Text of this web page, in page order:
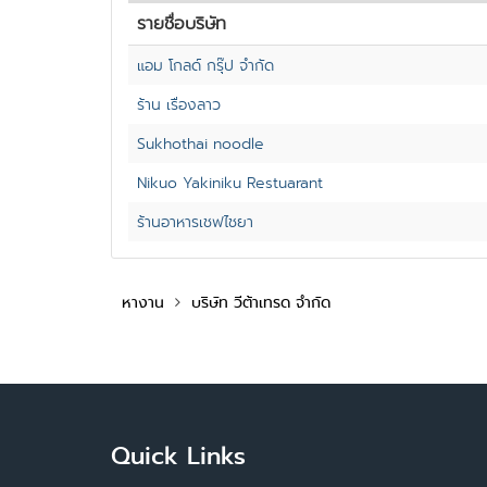
รายชื่อบริษัท
แอม โกลด์ กรุ๊ป จำกัด
ร้าน เรื่องลาว
Sukhothai noodle
Nikuo Yakiniku Restuarant
ร้านอาหารเชฟไชยา
หางาน บริษัท วีต้าเทรด จำกัด
Quick Links